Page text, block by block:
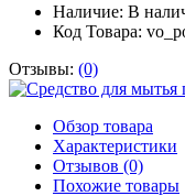
Наличие: В
Код Товара:
Отзывы: (0)
Обзор товара
Характеристики
Отзывов (0)
Похожие товары